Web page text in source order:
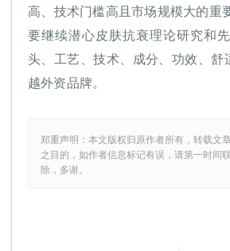
高、技术门槛高且市场规模大的重
要继续潜心皮肤抗衰理论研究和
头、工艺、技术、成分、功效、舒
越外资品牌。
郑重声明：本文版权归原作者所有，转载文
之目的，如作者信息标记有误，请第一时间
除，多谢。